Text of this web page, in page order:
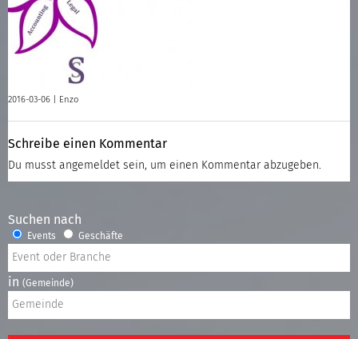
2016-03-06 | Enzo
Schreibe einen Kommentar
Du musst angemeldet sein, um einen Kommentar abzugeben.
Suchen nach
Events Geschäfte
in (Gemeinde)